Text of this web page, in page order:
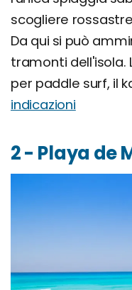
scogliere
Da qui si può
tramonti dell'isola.
per paddle surf, il
indicazioni
2 - Playa de